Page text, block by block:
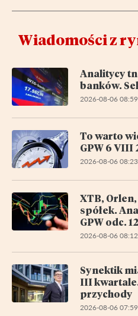
Wiadomości z
Analitycy
banków.
2026-08-06 08:59
To warto
GPW 6 VIII
2026-08-06 08:23
XTB,
spółek.
GPW odc.
2026-08-06 08:12
Synektik
III
przychody
2026-08-06 07:59